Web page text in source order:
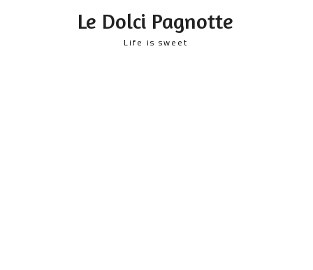
Le Dolci Pagnotte
Life is sweet